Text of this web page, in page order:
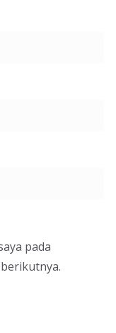
pada